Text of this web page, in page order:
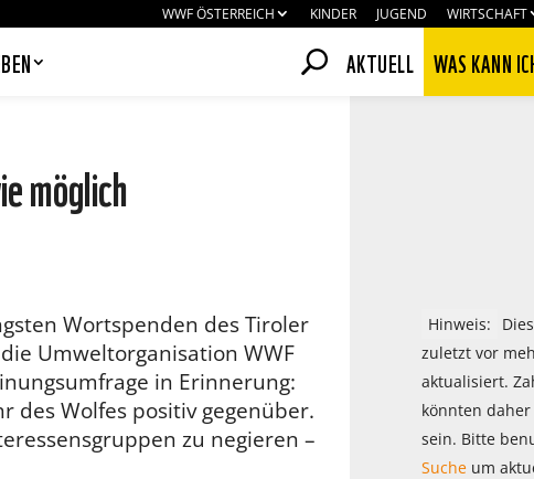
WWF ÖSTERREICH KINDER JUGEND WIRTSCHAFT
AKTUELL WAS KANN
möglich
Wortspenden des Tiroler
Umweltorganisation WWF
in Erinnerung:
des Wolfes positiv gegenüber.
zu negieren –
Hinweis:
zuletzt vor
aktualisiert.
könnten
sein. Bitte
Sucheum
der Zugriffe auf die
dazu findest du in unserer
Unter
kannst du verwalten,
von Cookies gesetzt werden.
kannst du über den
Link im Footer der
widerrufen.